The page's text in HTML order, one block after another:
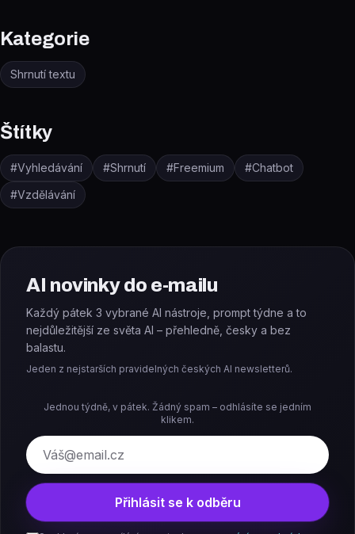
Kategorie
Shrnutí textu
Štítky
#Vyhledávání #Shrnutí #Freemium #Chatbot
#Vzdělávání
AI novinky do e-mailu
Každý pátek 3 vybrané AI nástroje, prompt týdne a to
nejdůležitější ze světa AI – přehledně, česky a bez
balastu.
Jeden z nejstarších pravidelných českých AI newsletterů.
Jednou týdně, v pátek. Žádný spam – odhlásíte se jedním
klikem.
E-mail
Přihlásit se k odběru